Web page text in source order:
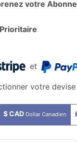
votre
et
votre
$ CAD Dollar Canadien